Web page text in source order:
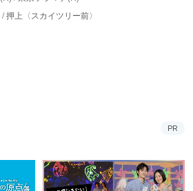
/押上〈スカイツリー前〉
PR